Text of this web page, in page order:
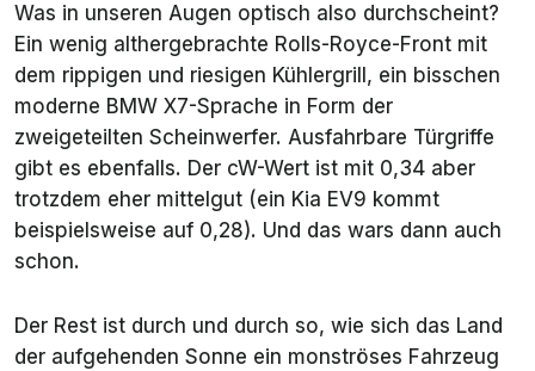
Was in unseren Augen optisch also durchscheint?
Ein wenig althergebrachte Rolls-Royce-Front mit
dem rippigen und riesigen Kühlergrill, ein bisschen
moderne BMW X7-Sprache in Form der
zweigeteilten Scheinwerfer. Ausfahrbare Türgriffe
gibt es ebenfalls. Der cW-Wert ist mit 0,34 aber
trotzdem eher mittelgut (ein Kia EV9 kommt
beispielsweise auf 0,28). Und das wars dann auch
schon.
Der Rest ist durch und durch so, wie sich das Land
der aufgehenden Sonne ein monströses Fahrzeug